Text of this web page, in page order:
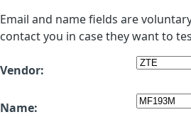
Email and name fields are
contact you in case they want to
Vendor:
Name: